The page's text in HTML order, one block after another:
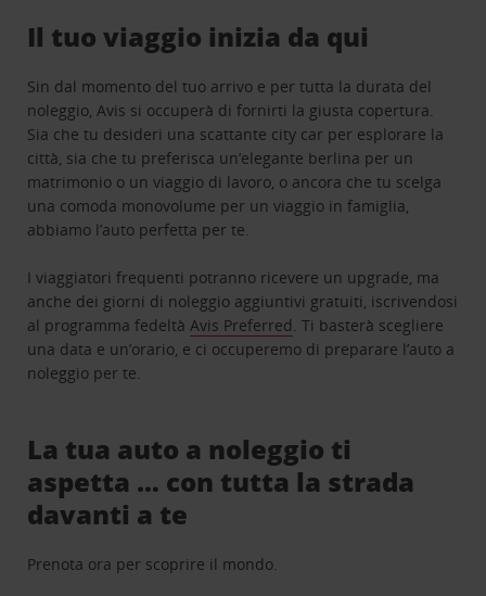
Il tuo viaggio inizia da qui
Sin dal momento del tuo arrivo e per tutta la durata del
noleggio, Avis si occuperà di fornirti la giusta copertura.
Sia che tu desideri una scattante city car per esplorare la
città, sia che tu preferisca un’elegante berlina per un
matrimonio o un viaggio di lavoro, o ancora che tu scelga
una comoda monovolume per un viaggio in famiglia,
abbiamo l’auto perfetta per te.
I viaggiatori frequenti potranno ricevere un upgrade, ma
anche dei giorni di noleggio aggiuntivi gratuiti, iscrivendosi
al programma fedeltàAvis Preferred. Ti basterà scegliere
una data e un’orario, e ci occuperemo di preparare l’auto a
noleggio per te.
La tua auto a noleggio ti
aspetta … con tutta la strada
davanti a te
Prenota ora per scoprire il mondo.